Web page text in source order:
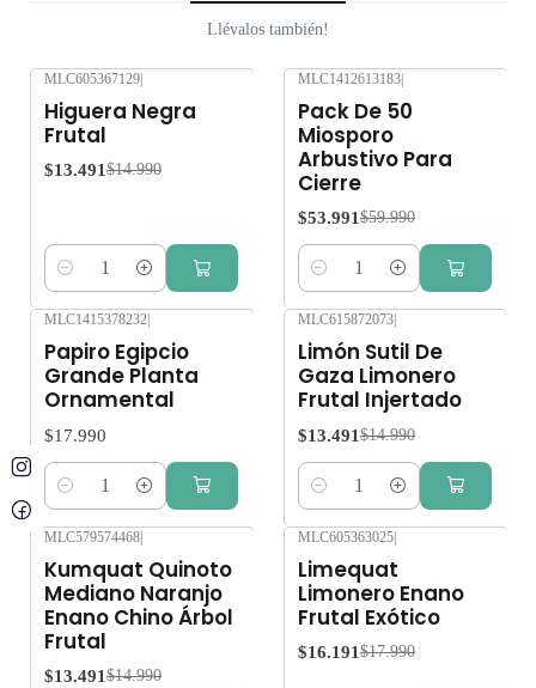
Llévalos también!
MLC605367129|
Higuera Negra
Frutal
$13.491 $14.990
Cantidad
MLC1412613183|
Pack De 50
Miosporo
Arbustivo Para
Cierre
$53.991 $59.990
Cantidad
MLC1415378232
Papiro Egipcio
Grande Planta
Ornamental
$17.990
Cantidad
MLC615872073
Limón Sutil De
Gaza Limonero
Frutal Injertado
$13.491 $14.990
Cantidad
MLC579574468|
Kumquat Quinoto
Mediano Naranjo
Enano Chino Árbol
Frutal
$13.491 $14.990
MLC605363025|
Limequat
Limonero Enano
Frutal Exótico
$16.191 $17.990